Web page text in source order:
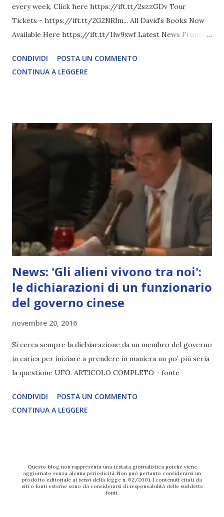
every week, Click here https://ift.tt/2szzGDv Tour
Tickets - https://ift.tt/2G2NRIm... All David's Books Now
Available Here https://ift.tt/1lw9xwf Latest News From
COMPLETO - fonte
CONDIVIDI
POSTA UN COMMENTO
CONTINUA A LEGGERE
News: 'Gli alieni vivono tra noi':
le dichiarazioni di un funzionario
del governo cinese
novembre 20, 2016
Si cerca sempre la dichiarazione da un membro del governo
in carica per iniziare a prendere in maniera un po’ più seria
la questione UFO. ARTICOLO COMPLETO - fonte
CONDIVIDI
POSTA UN COMMENTO
CONTINUA A LEGGERE
Questo blog non rappresenta una testata giornalistica poiché viene
aggiornato senza alcuna periodicità. Non può pertanto considerarsi un
prodotto editoriale ai sensi della legge n. 62/2001. I contenuti citati da
siti o fonti esterne sono da considerarsi di responsabilità delle suddette
fonti.